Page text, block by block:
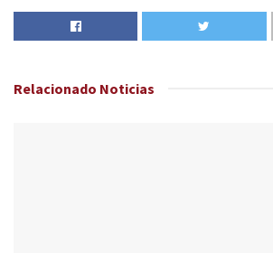
Relacionado Noticias